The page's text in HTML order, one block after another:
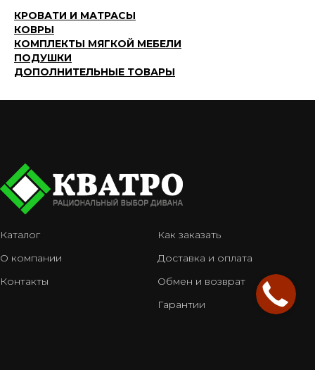
КРОВАТИ И МАТРАСЫ
КОВРЫ
КОМПЛЕКТЫ МЯГКОЙ МЕБЕЛИ
ПОДУШКИ
ДОПОЛНИТЕЛЬНЫЕ ТОВАРЫ
Каталог
О компании
Контакты
Как заказать
Доставка и оплата
Обмен и возврат
Гарантии